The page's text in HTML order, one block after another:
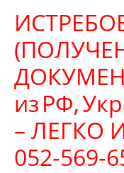
из РФ,
– ЛЕГКО